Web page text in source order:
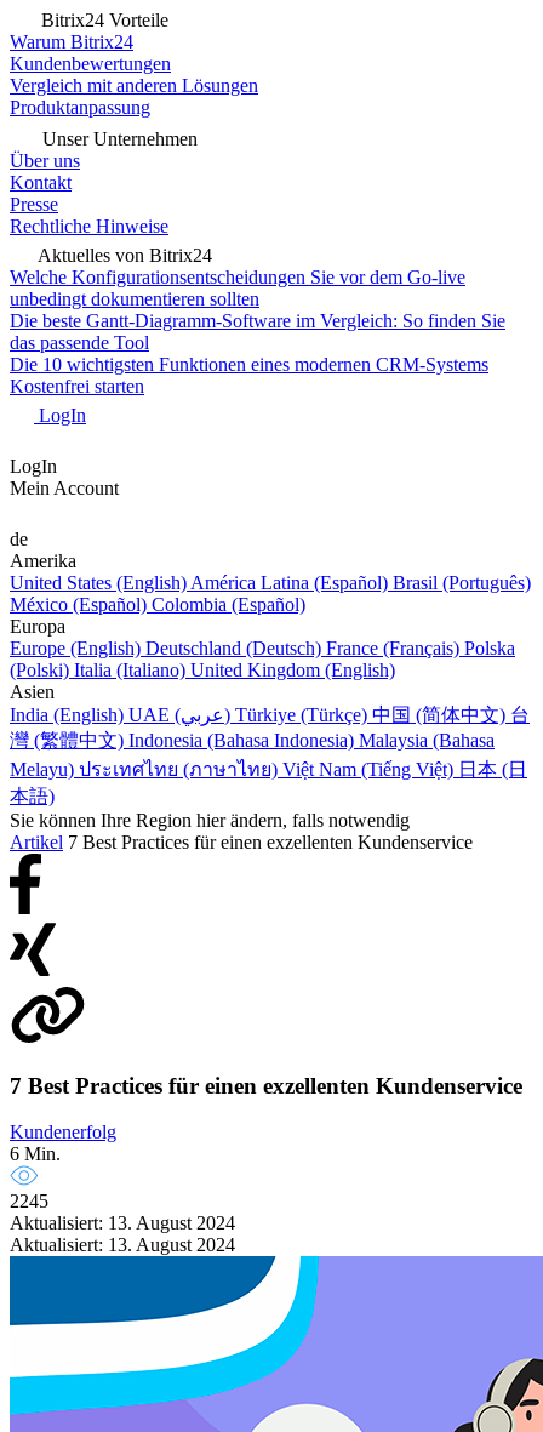
Bitrix24 Vorteile
Warum Bitrix24
Kundenbewertungen
Vergleich mit anderen Lösungen
Produktanpassung
Unser Unternehmen
Über uns
Kontakt
Presse
Rechtliche Hinweise
Aktuelles von Bitrix24
Welche Konfigurationsentscheidungen Sie vor dem Go-live
unbedingt dokumentieren sollten
Die beste Gantt-Diagramm-Software im Vergleich: So finden Sie
das passende Tool
Die 10 wichtigsten Funktionen eines modernen CRM-Systems
Kostenfrei starten
LogIn
LogIn
Mein Account
de
Amerika
United States (English) América Latina (Español) Brasil (Português)
México (Español) Colombia (Español)
Europa
Europe (English) Deutschland (Deutsch) France (Français) Polska
(Polski) Italia (Italiano) United Kingdom (English)
Asien
India (English)
UAE (عربي) Türkiye (Türkçe) 中国 (简体中文) 台
灣 (繁體中文) Indonesia (Bahasa Indonesia) Malaysia (Bahasa
Melayu) ประเทศไทย (ภาษาไทย) Việt Nam (Tiếng Việt) 日本 (日
本語)
Sie können Ihre Region hier ändern, falls notwendig
Artikel 7 Best Practices für einen exzellenten Kundenservice
7 Best Practices für einen exzellenten Kundenservice
Kundenerfolg
6 Min.
2245
Aktualisiert: 13. August 2024
Aktualisiert: 13. August 2024